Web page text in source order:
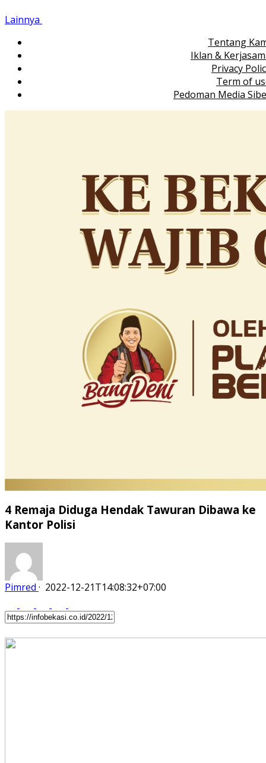
Lainnya
Tentang
Iklan &
Privacy
Term of
Pedoman Media
4 Remaja Diduga Hendak Tawuran Dibawa ke
Kantor Polisi
Pimred · 2022-12-21T14:08:32+07:00